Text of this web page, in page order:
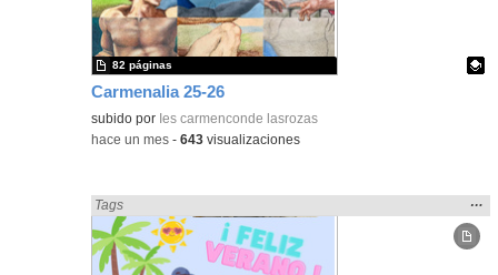
Carmenalia 25-26
Contenido educativo.
subido por Ies carmenconde lasrozas
82 páginas
-hace un mes -643 visualizaciones
Encontrado «Periódicos y revistas» en:
Tags
la
…